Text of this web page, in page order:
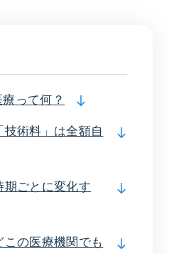
って何？
術料」は全額自
ごとに変化す
の医療機関でも